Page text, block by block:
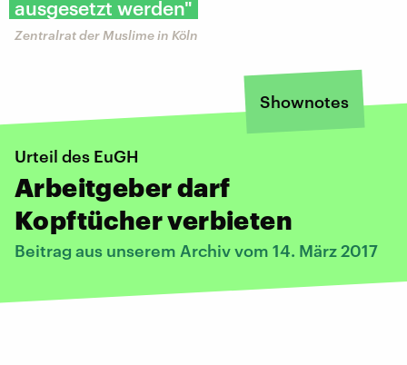
ausgesetzt werden"
Zentralrat der Muslime in Köln
Shownotes
Urteil des EuGH
Arbeitgeber darf
Kopftücher verbieten
Beitrag aus unserem Archiv vom 14. März 2017